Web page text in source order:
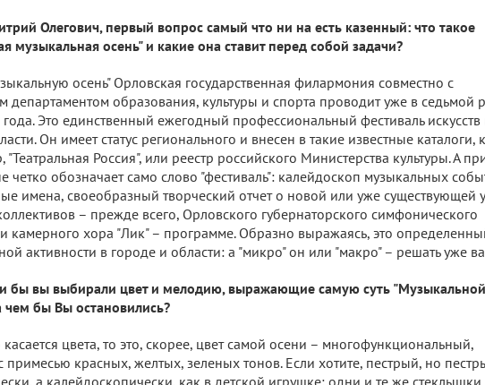
Олегович, первый вопрос самый что ни на есть казенный: что такое
музыкальная осень" и какие она ставит перед собой задачи?
осень" Орловская государственная филармония совместно с
департаментом образования, культуры и спорта проводит уже в седьмой
Это единственный ежегодный профессиональный фестиваль искусств
Он имеет статус регионального и внесен в такие известные каталоги,
"Театральная Россия", или реестр российского Министерства культуры. А
четко обозначает само слово "фестиваль": калейдоскоп музыкальных
имена, своеобразный творческий отчет о новой или уже существующей у
– прежде всего, Орловского губернаторского симфонического
камерного хора "Лик" – программе. Образно выражаясь, это
активности в городе и области: а "микро" он или "макро" – решать уже
бы вы выбирали цвет и мелодию, выражающие самую суть "Музыкальной
чем бы Вы остановились?
касается цвета, то это, скорее, цвет самой осени – многофункциональный,
примесью красных, желтых, зеленых тонов. Если хотите, пестрый, но
а калейдоскопически, как в детской игрушке: одни и те же стеклышки